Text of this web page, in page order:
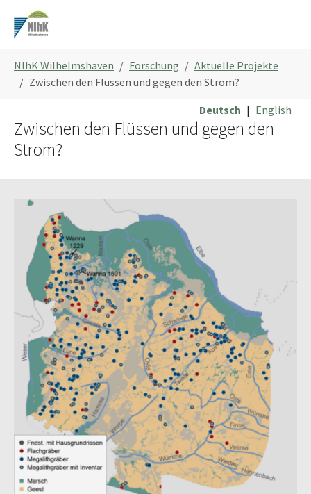
Hauptinhalt
springen
sind
hier:
NIhK Wilhelmshaven Forschung
Aktuelle Projekte
Zwischen den Flüssen und gegen den Strom?
Deutsch | English
Zwischen den Flüssen und gegen den
Strom?